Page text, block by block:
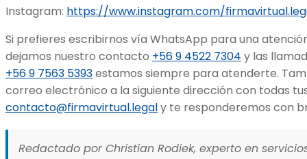
Instagram: https://www.instagram.com/
Si prefieres escribirnos vía WhatsApp para una
dejamos nuestro contacto +56 9 4522 7304 y las
+56 9 7563 5393estamos siempre para atenderte.
correo electrónico a la siguiente dirección con todas
contacto@firmavirtual.legaly te responderemos con
Redactado por Christian Rodiek, experto en